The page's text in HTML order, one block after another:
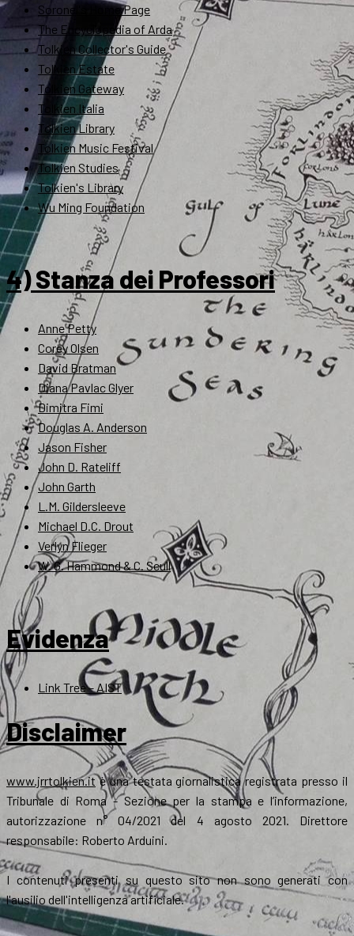
Soronel's Home Page
The Encyclopedia of Arda
Tolkien Collector's Guide
Tolkien Estate
Tolkien Gateway
Tolkien Italia
Tolkien Library
Tolkien Music Festival
Tolkien Studies
Tolkien's Library
Wu Ming Foundation
4) Stanza dei Professori
Anne Petty
Corey Olsen
David Bratman
Diana Pavlac Glyer
Dimitra Fimi
Douglas A. Anderson
Jason Fisher
John D. Rateliff
John Garth
L.M. Gildersleeve
Michael D.C. Drout
Verlyn Flieger
W. G. Hammond & C. Scull
Evidenza
Link Tree – AIST
Disclaimer
www.jrrtolkien.itè una testata giornalistica registrata presso il
Tribunale di Roma - Sezione per la stampa e l’informazione,
autorizzazione n° 04/2021 del 4 agosto 2021. Direttore
responsabile: Roberto Arduini.
I contenuti presenti su questo sito non sono generati con
l'ausilio dell'intelligenza artificiale.